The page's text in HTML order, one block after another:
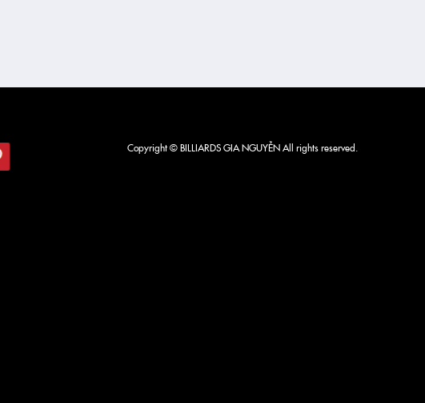
Copyright © BILLIARDS GIA NGUYỄN All rights reserved.